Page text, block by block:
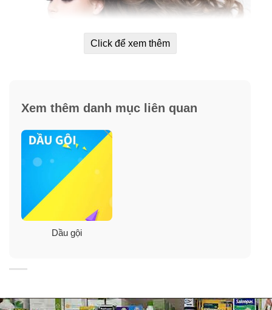
Click để xem thêm
Xem thêm danh mục liên quan
Dầu gội